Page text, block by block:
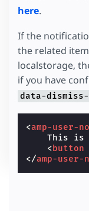
here.
If the
the related
localstorage,
if you have
data-
<amp-user-
This is
<button
</amp-